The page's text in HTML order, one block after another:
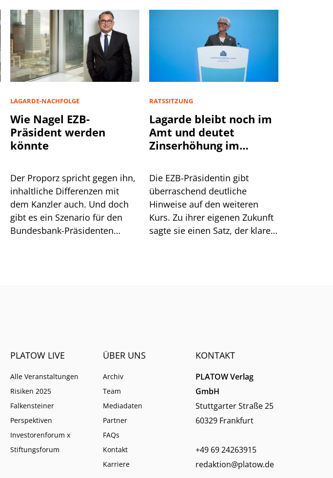
LAGARDE-NACHFOLGE
Wie Nagel EZB-
Präsident werden
könnte
Der Proporz spricht gegen ihn,
inhaltliche Differenzen mit
dem Kanzler auch. Und doch
gibt es ein Szenario für den
Bundesbank-Präsidenten
RATSSITZUNG
Lagarde bleibt noch im
Amt und deutet
Zinserhöhung im
Die EZB-Präsidentin gibt
überraschend deutliche
Hinweise auf den weiteren
Kurs. Zu ihrer eigenen Zukunft
sagte sie einen Satz, der klarer
PLATOW LIVE
Alle Veranstaltungen
Risiken 2025
Falkensteiner
Perspektiven
Investorenforum x
Stiftungsforum
ÜBER UNS
Archiv
Team
Mediadaten
Partner
FAQs
Kontakt
Karriere
KONTAKT
PLATOW Verlag
GmbH
Stuttgarter Straße 25
60329 Frankfurt
+49 69 24263915
redaktion@platow.de